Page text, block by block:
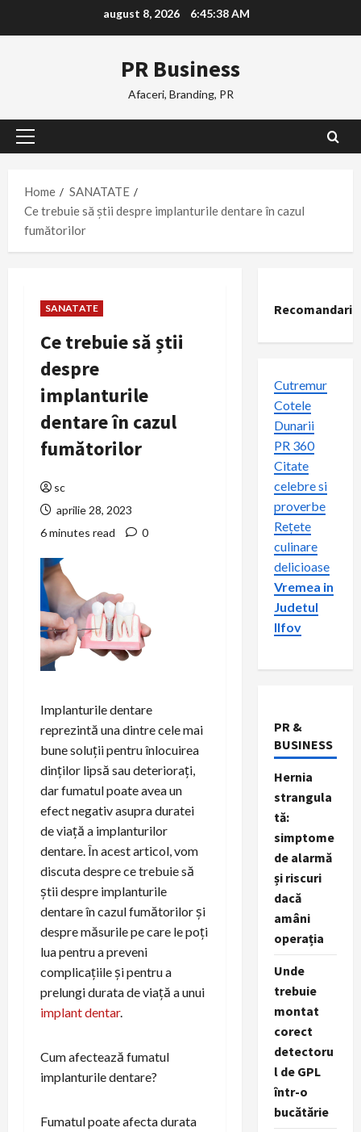
august 8, 2026 6:45:39 AM
PR Business
Afaceri, Branding, PR
Primary
Home
SANATATE
Ce trebuie să știi despre implanturile dentare în cazul
fumătorilor
SANATATE
Ce trebuie să știi
despre
implanturile
dentare în cazul
fumătorilor
sc
aprilie 28, 2023
6 minutes read
0
Implanturile dentare
reprezintă una dintre cele mai
bune soluții pentru înlocuirea
dinților lipsă sau deteriorați,
dar fumatul poate avea un
efect negativ asupra duratei
de viață a implanturilor
dentare. În acest articol, vom
discuta despre ce trebuie să
știi despre implanturile
dentare în cazul fumătorilor și
despre măsurile pe care le poți
lua pentru a preveni
complicațiile și pentru a
prelungi durata de viață a unui
implant dentar.
Cum afectează fumatul
implanturile dentare?
Fumatul poate afecta durata
Recomandari
Cutremur
Cotele
Dunarii
PR 360
Citate
celebre si
proverbe
Rețete
culinare
delicioase
Vremea in
Judetul
Ilfov
PR &
BUSINESS
Hernia
strangula
tă:
simptome
de alarmă
și riscuri
dacă
amâni
operația
Unde
trebuie
montat
corect
detectoru
l de GPL
într-o
bucătărie